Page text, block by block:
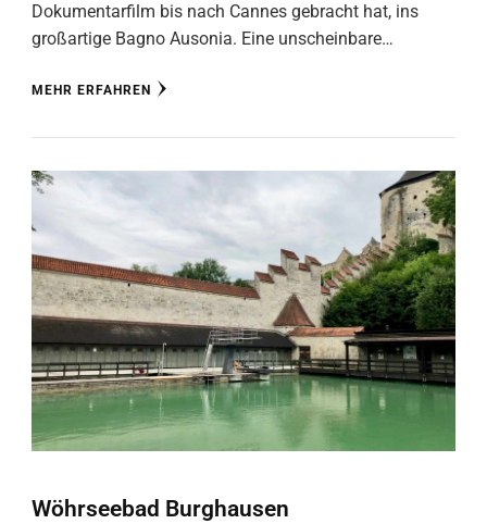
Dokumentarfilm bis nach Cannes gebracht hat, ins
großartige Bagno Ausonia. Eine unscheinbare…
MEHR ERFAHREN
Wöhrseebad Burghausen